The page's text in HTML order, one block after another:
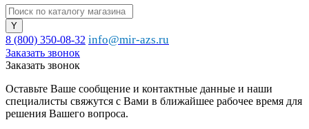
8 (800) 350-08-32 info@mir-azs.ru
Заказать звонок
Заказать звонок
Оставьте Ваше сообщение и контактные данные и наши
специалисты свяжутся с Вами в ближайшее рабочее время для
решения Вашего вопроса.